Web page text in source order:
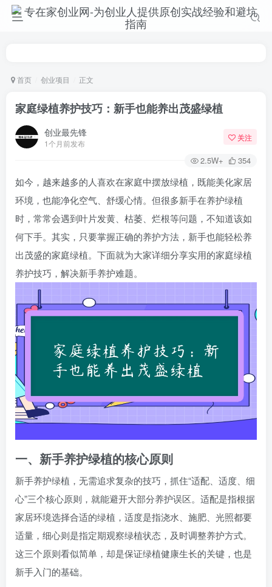
首页 创业项目 正文
家庭绿植养护技巧：新手也能养出茂盛绿植
创业最先锋
1个月前发布
关注
2.5W+ 354
如今，越来越多的人喜欢在家庭中摆放绿植，既能美化家居
环境，也能净化空气、舒缓心情。但很多新手在养护绿植
时，常常会遇到叶片发黄、枯萎、烂根等问题，不知道该如
何下手。其实，只要掌握正确的养护方法，新手也能轻松养
出茂盛的家庭绿植。下面就为大家详细分享实用的家庭绿植
养护技巧，解决新手养护难题。
一、新手养护绿植的核心原则
新手养护绿植，无需追求复杂的技巧，抓住“适配、适度、细
心”三个核心原则，就能避开大部分养护误区。适配是指根据
家居环境选择合适的绿植，适度是指浇水、施肥、光照都要
适量，细心则是指定期观察绿植状态，及时调整养护方式。
这三个原则看似简单，却是保证绿植健康生长的关键，也是
新手入门的基础。